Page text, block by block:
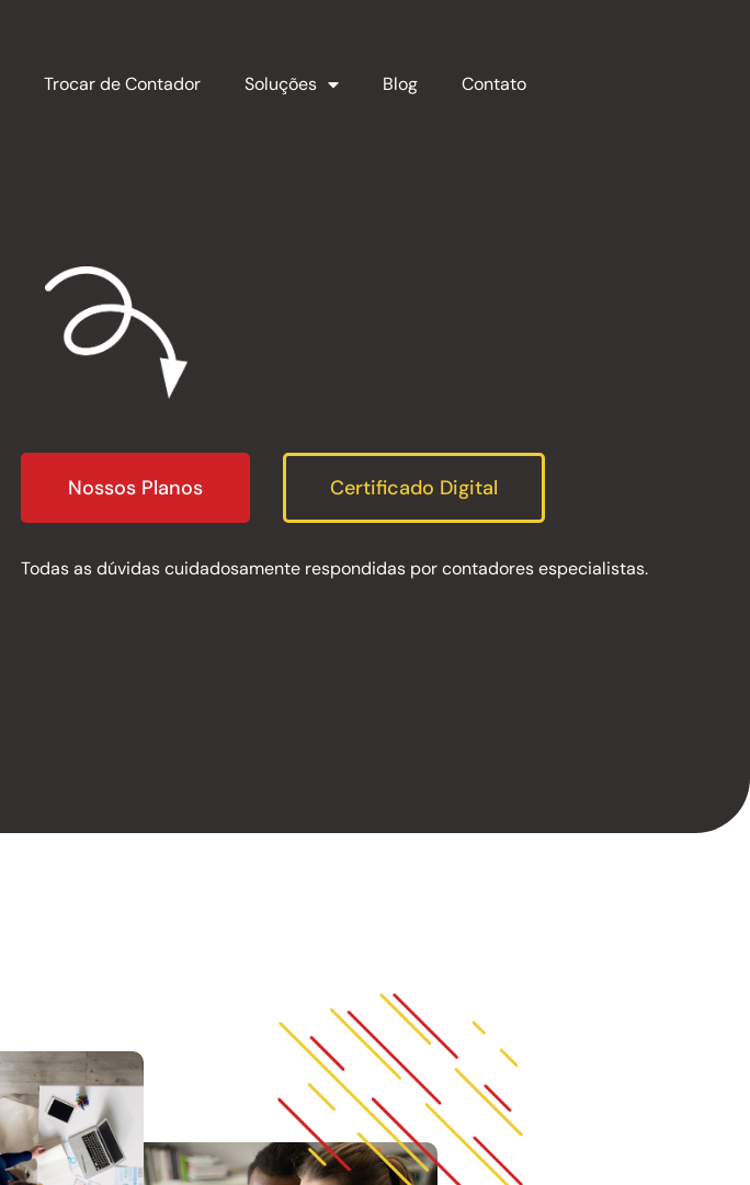
Trocar de Contador Soluções Blog Contato
Nossos Planos Certificado Digital
Todas as dúvidas cuidadosamente respondidas por contadores especialistas.